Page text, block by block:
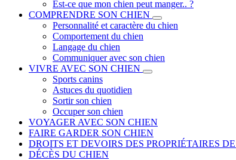
Est-ce que mon chien peut manger.. ?
COMPRENDRE SON CHIEN
Personnalité et caractère du chien
Comportement du chien
Langage du chien
Communiquer avec son chien
VIVRE AVEC SON CHIEN
Sports canins
Astuces du quotidien
Sortir son chien
Occuper son chien
VOYAGER AVEC SON CHIEN
FAIRE GARDER SON CHIEN
DROITS ET DEVOIRS DES PROPRIÉTAIRES
DÉCÈS DU CHIEN